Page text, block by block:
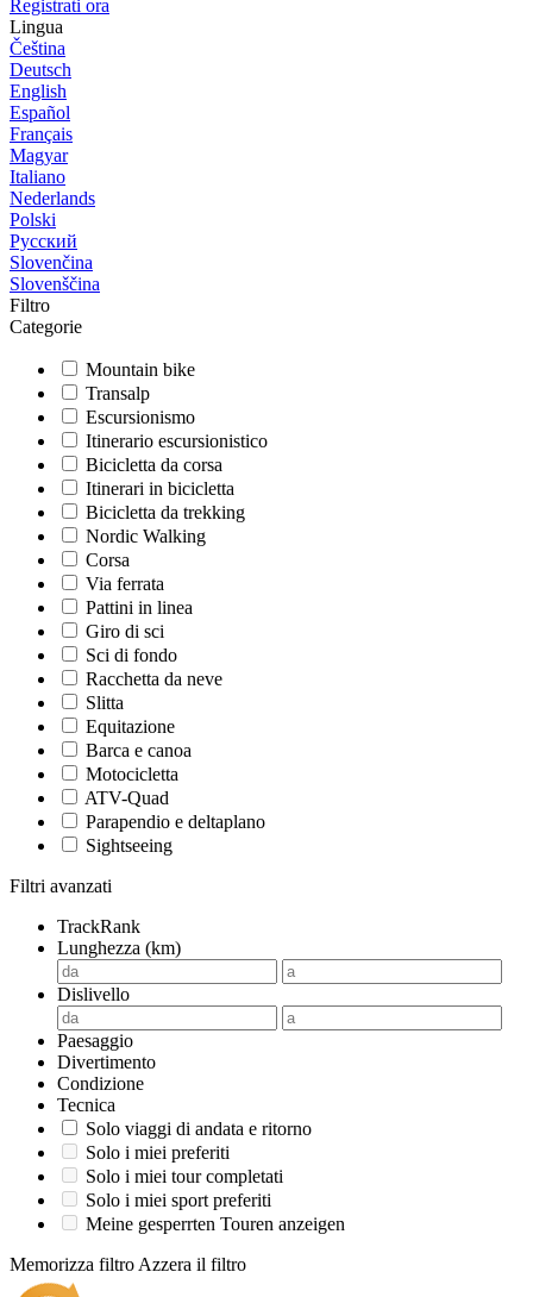
Registrati ora
Lingua
Čeština
Deutsch
English
Español
Français
Magyar
Italiano
Nederlands
Polski
Русский
Slovenčina
Slovenščina
Filtro
Categorie
Mountain bike
Transalp
Escursionismo
Itinerario escursionistico
Bicicletta da corsa
Itinerari in bicicletta
Bicicletta da trekking
Nordic Walking
Corsa
Via ferrata
Pattini in linea
Giro di sci
Sci di fondo
Racchetta da neve
Slitta
Equitazione
Barca e canoa
Motocicletta
ATV-Quad
Parapendio e deltaplano
Sightseeing
Filtri avanzati
TrackRank
Lunghezza (km)
Dislivello
Paesaggio
Divertimento
Condizione
Tecnica
Solo viaggi di andata e ritorno
Solo i miei preferiti
Solo i miei tour completati
Solo i miei sport preferiti
Meine gesperrten Touren anzeigen
Memorizza filtro Azzera il filtro